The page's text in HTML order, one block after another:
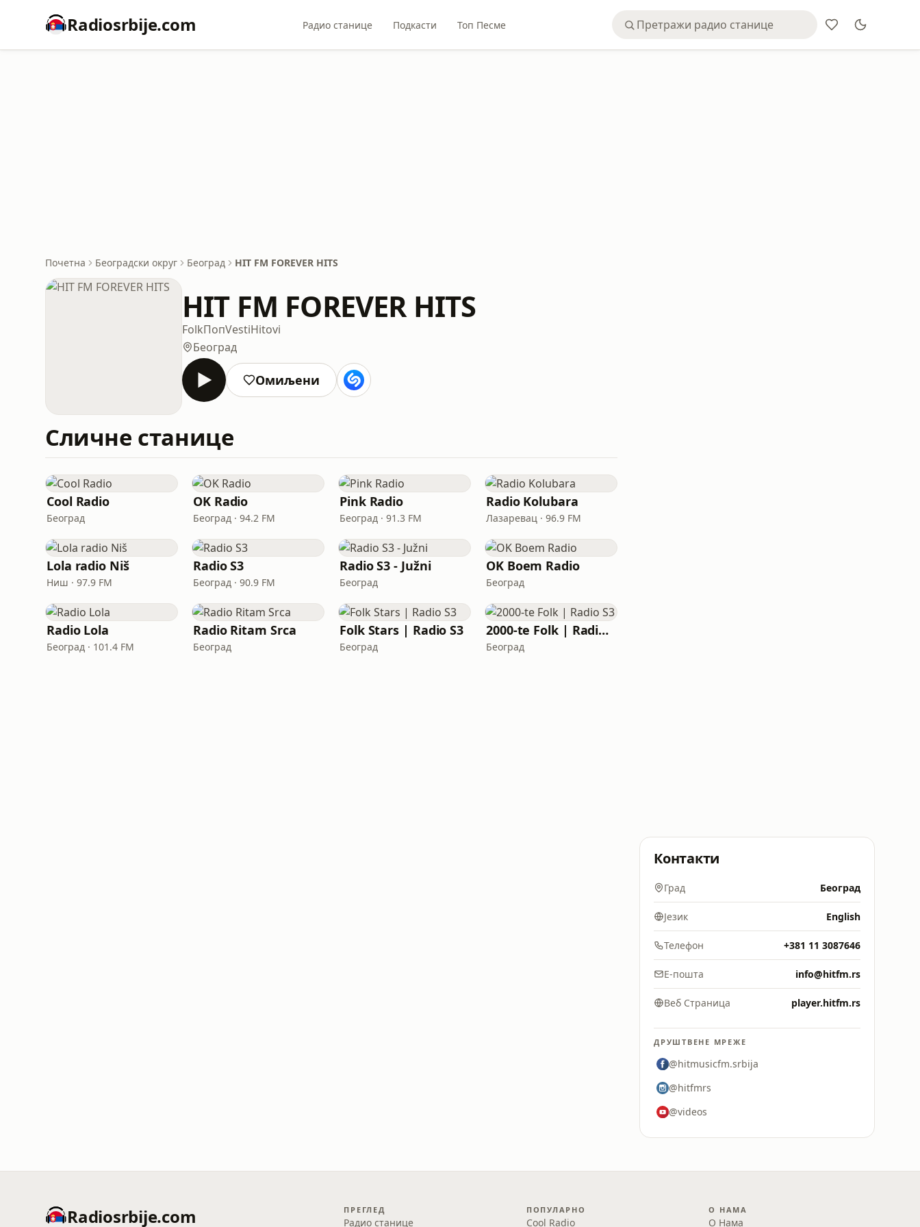
Radiosrbije.com Радио станице Подкасти Топ Песме
Почетна Београдски округ Београд HIT FM FOREVER HITS
HIT FM FOREVER HITS
FolkПопVestiHitovi
Београд
Омиљени
Сличне станице
Cool Radio
Београд
OK Radio
Београд · 94.2 FM
Pink Radio
Београд · 91.3 FM
Radio Kolubara
Лазаревац · 96.9 FM
Lola radio Niš
Ниш · 97.9 FM
Radio S3
Београд · 90.9 FM
Radio S3 - Južni
Београд
OK Boem Radio
Београд
Radio Lola
Београд · 101.4 FM
Radio Ritam Srca
Београд
Folk Stars | Radio S3
Београд
2000-te Folk | Radio S3
Београд
Контакти
Град Београд
Језик English
Телефон +381 11 3087646
Е-пошта info@hitfm.rs
Веб Страница player.hitfm.rs
ДРУШТВЕНЕ МРЕЖЕ
@hitmusicfm.srbija
@hitfmrs
@videos
Radiosrbije.com ПРЕГЛЕД
Радио станице
ПОПУЛАРНО
Cool Radio
О НАМА
О Нама